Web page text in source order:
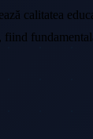
calitatea